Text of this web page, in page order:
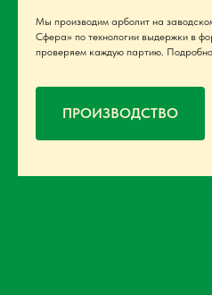
Мы производим арболит на
Сфера» по технологии выдержки в
проверяем каждую партию.
ПРОИЗВОДСТВО